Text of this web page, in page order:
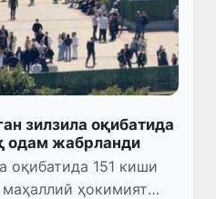
зилзила оқибатида
одам жабрланди
оқибатида 151 киши
ҳокимият